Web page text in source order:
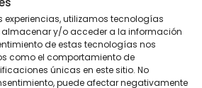
experiencias, utilizamos tecnologías
y/o acceder a la información
de estas tecnologías nos
como el comportamiento de
únicas en este sitio. No
puede afectar negativamente
Pago Seguro
Pasarela de pago del BBVA